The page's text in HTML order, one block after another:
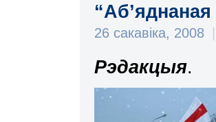
26 сакавіка, 2008
Рэдакцыя.